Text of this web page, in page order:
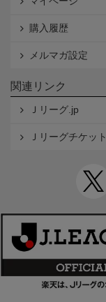
購入履歴
メルマガ設定
関連リンク
Ｊリーグ.jp
Ｊリーグチケット